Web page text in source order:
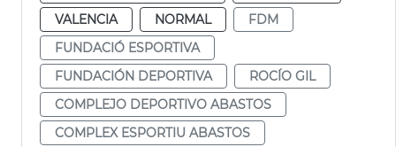
VALENCIA
NORMAL
FDM
FUNDACIÓ ESPORTIVA
FUNDACIÓN DEPORTIVA
ROCÍO GIL
COMPLEJO DEPORTIVO ABASTOS
COMPLEX ESPORTIU ABASTOS